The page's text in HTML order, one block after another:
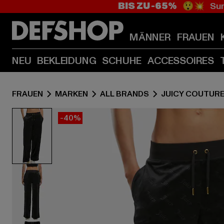
BIS ZU -65% 😲💥
MÄNNER FRAUEN
NEU BEKLEIDUNG SCHUHE ACCESSOIRES
FRAUEN MARKEN ALL BRANDS JUICY COUTURE
-40%